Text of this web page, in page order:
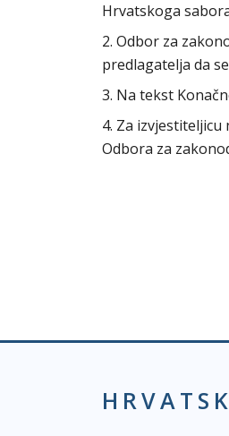
Hrvatskoga
2. Odbor za
predlagatelja da
3. Na tekst
4. Za
Odbora za